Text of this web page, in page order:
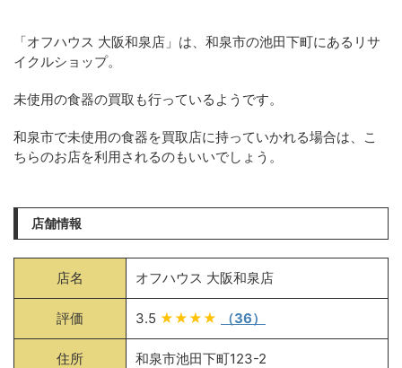
「オフハウス 大阪和泉店」は、和泉市の池田下町にあるリサ
イクルショップ。
未使用の食器の買取も行っているようです。
和泉市で未使用の食器を買取店に持っていかれる場合は、こ
ちらのお店を利用されるのもいいでしょう。
店舗情報
店名 オフハウス 大阪和泉店
評価 3.5 ★★★★ （36）
住所 和泉市池田下町123-2